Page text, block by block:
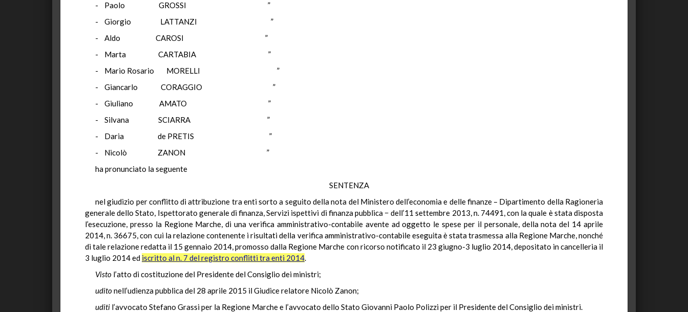
- Paolo GROSSI ”
- Giorgio LATTANZI ”
- Aldo CAROSI ”
- Marta CARTABIA ”
- Mario Rosario MORELLI ”
- Giancarlo CORAGGIO ”
- Giuliano AMATO ”
- Silvana SCIARRA ”
- Daria de PRETIS ”
- Nicolò ZANON ”
ha pronunciato la seguente
SENTENZA
nel giudizio per conflitto di attribuzione tra enti sorto a seguito della nota del Ministero dell’economia e delle finanze – Dipartimento della Ragioneria
generale dello Stato, Ispettorato generale di finanza, Servizi ispettivi di finanza pubblica − dell’11 settembre 2013, n. 74491, con la quale è stata disposta
l’esecuzione, presso la Regione Marche, di una verifica amministrativo-contabile avente ad oggetto le spese per il personale, della nota del 14 aprile
2014, n. 36675, con cui la relazione contenente i risultati della verifica amministrativo-contabile eseguita è stata trasmessa alla Regione Marche, nonché
di tale relazione redatta il 15 gennaio 2014, promosso dalla Regione Marche con ricorso notificato il 23 giugno-3 luglio 2014, depositato in cancelleria il
3 luglio 2014 ed iscritto al n. 7 del registro conflitti tra enti 2014.
Visto l’atto di costituzione del Presidente del Consiglio dei ministri;
uditonell’udienza pubblica del 28 aprile 2015 il Giudice relatore Nicolò Zanon;
uditi l’avvocato Stefano Grassi per la Regione Marche e l’avvocato dello Stato Giovanni Paolo Polizzi per il Presidente del Consiglio dei ministri.